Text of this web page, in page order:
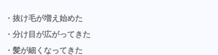
・抜け毛が増え始めた
・分け目が広がってきた
・髪が細くなってきた